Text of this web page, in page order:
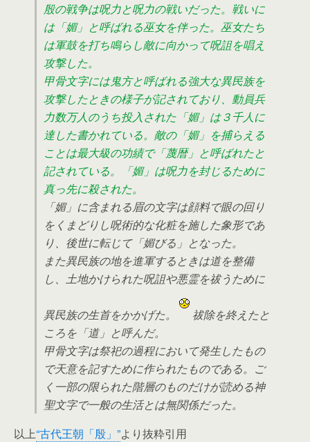
殷の戦争は呪力と呪力の戦いだった。戦いに
は「媚」と呼ばれる巫女を伴った。巫女たち
は軍鼓を打ち鳴らし敵に向かって呪詛を唱え
攻撃した。
甲骨文字には鬼方と呼ばれる強大な異民族を
攻撃したときの様子が記されており、動員兵
力数万人のうち投入された「媚」は３千人に
達した書かれている。敵の「媚」を捕らえる
ことは最大級の功績で「蔑暦」と呼ばれたと
記されている。「媚」は呪力を封じるために
真っ先に殺された。
「媚」に含まれる眉の文字は顔料で眼の回り
をくまどりし呪術的な化粧を施した象形であ
り、後世に転じて「媚びる」となった。
また異民族の地を進軍するときは道を整備
し、土地かけられた呪詛や悪霊を祓うために
異民族の生首をかかげた。
祓除を終えたと
ころを「道」と呼んだ。
甲骨文字は祭祀の過程において発生したもの
で天意を記すために作られたものである。ご
く一部の限られた階層のものだけが読める神
聖文字で一般の生活とは無関係だった。
以上“古代王朝「殷」”より抜粋引用